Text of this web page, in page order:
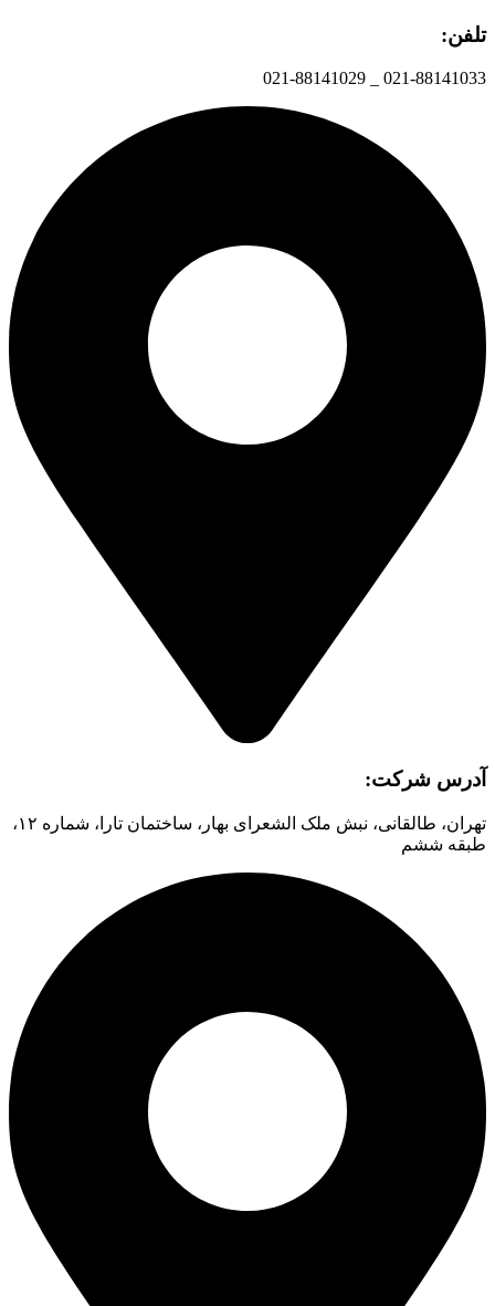
تلفن:
021-88141033 _ 021-88141029
آدرس شرکت:
تهران، طالقانی، نبش ملک الشعرای بهار، ساختمان تارا، شماره ۱۲،
طبقه ششم